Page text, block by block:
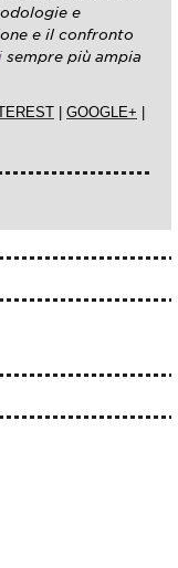
e
e il confronto
sempre più ampia
| GOOGLE+ |